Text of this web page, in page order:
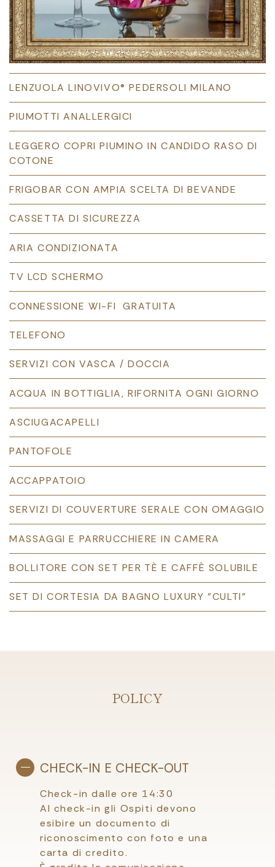
LENZUOLA LINOVIVO® PEDERSOLI MILANO
PIUMOTTI ANALLERGICI
LEGGERO COPRI PIUMINO IN CANDIDO RASO DI
COTONE
FRIGOBAR CON AMPIA SCELTA DI BEVANDE
CASSETTA DI SICUREZZA
ARIA CONDIZIONATA
TV LCD SCHERMO
CONNESSIONE WI-FI GRATUITA
TELEFONO
SERVIZI CON VASCA / DOCCIA
ACQUA IN BOTTIGLIA, RIFORNITA OGNI GIORNO
ASCIUGACAPELLI
PANTOFOLE
ACCAPPATOIO
SERVIZI DI COUVERTURE SERALE CON OMAGGIO
MASSAGGI E PARRUCCHIERE IN CAMERA
BOLLITORE CON SET PER TÈ E CAFFÈ SOLUBILE
SET DI CORTESIA DA BAGNO LUXURY "CULTI"
POLICY
CHECK-IN E CHECK-OUT
Check-in dalle ore 14:30
Al check-in gli Ospiti devono
esibire un documento di
riconoscimento con foto e una
carta di credito.